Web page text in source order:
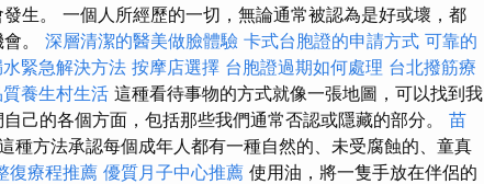
生。 一個人所經歷的一切，無論通常被認為是好或壞，都
。 深層清潔的醫美做臉體驗 卡式台胞證的申請方式 可靠的
緊急解決方法 按摩店選擇 台胞證過期如何處理 台北撥筋療
養生村生活 這種看待事物的方式就像一張地圖，可以找到我
己的各個方面，包括那些我們通常否認或隱藏的部分。 苗
種方法承認每個成年人都有一種自然的、未受腐蝕的、童真
復療程推薦 優質月子中心推薦 使用油，將一隻手放在伴侶的